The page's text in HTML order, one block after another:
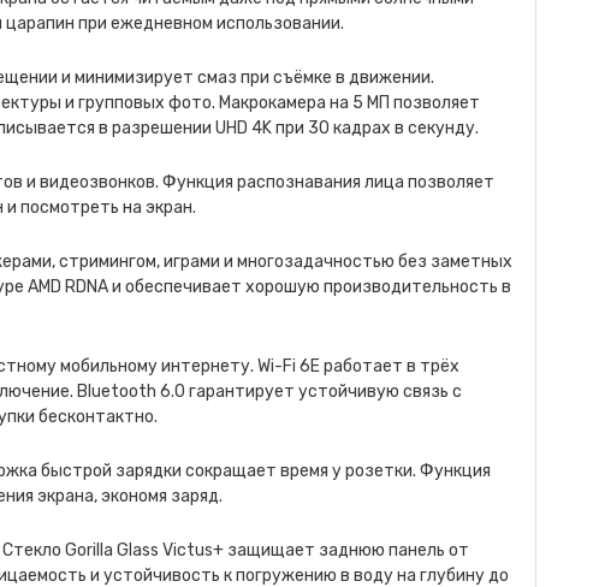
при ежедневном использовании.
и минимизирует смаз при съёмке в движении.
и групповых фото. Макрокамера на 5 МП позволяет
в разрешении UHD 4K при 30 кадрах в секунду.
и видеозвонков. Функция распознавания лица позволяет
посмотреть на экран.
стримингом, играми и многозадачностью без заметных
AMD RDNA и обеспечивает хорошую производительность в
мобильному интернету. Wi-Fi 6E работает в трёх
Bluetooth 6.0 гарантирует устойчивую связь с
бесконтактно.
быстрой зарядки сокращает время у розетки. Функция
экрана, экономя заряд.
Gorilla Glass Victus+ защищает заднюю панель от
и устойчивость к погружению в воду на глубину до